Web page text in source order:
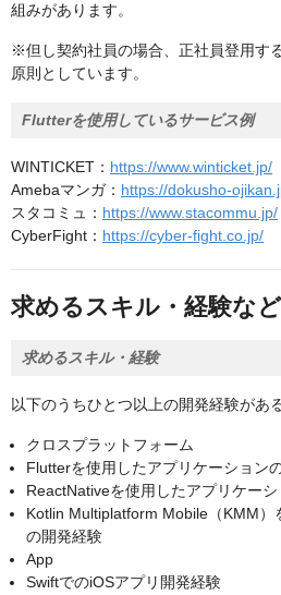
組みがあります。
※但し契約社員の場合、正社員登用す
原則としています。
Flutterを使用しているサービス例
WINTICKET： https://www.winticket.jp/
Amebaマンガ： https://dokusho-
スタコミュ： https://www.stacommu.jp/
CyberFight： https://cyber-fight.co.jp/
求めるスキル・経験など
求めるスキル・経験
以下のうちひとつ以上の開発経験があ
クロスプラットフォーム
Flutterを使用したアプリケーション
ReactNativeを使用したアプリケー
Kotlin Multiplatform Mobile（KMM）
の開発経験
App
SwiftでのiOSアプリ開発経験